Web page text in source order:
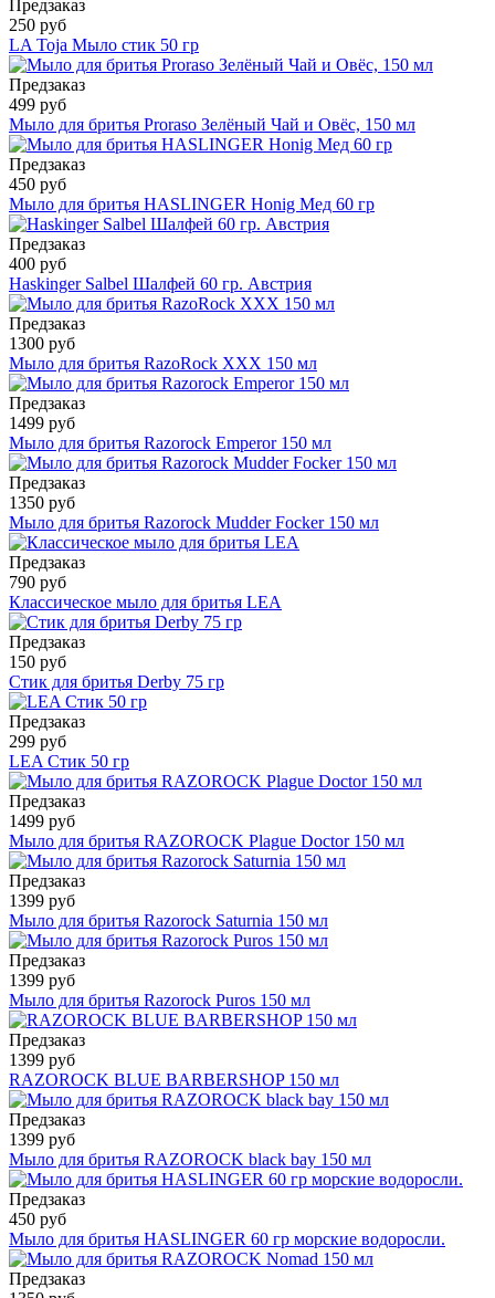
Предзаказ
250 руб
LA Toja Мыло стик 50 гр
Предзаказ
499 руб
Мыло для бритья Proraso Зелёный Чай и Овёс, 150 мл
Предзаказ
450 руб
Мыло для бритья HASLINGER Honig Мед 60 гр
Предзаказ
400 руб
Haskinger Salbel Шалфей 60 гр. Австрия
Предзаказ
1300 руб
Мыло для бритья RazoRock XXX 150 мл
Предзаказ
1499 руб
Мыло для бритья Razorock Emperor 150 мл
Предзаказ
1350 руб
Мыло для бритья Razorock Mudder Focker 150 мл
Предзаказ
790 руб
Классическое мыло для бритья LEA
Предзаказ
150 руб
Стик для бритья Derby 75 гр
Предзаказ
299 руб
LEA Стик 50 гр
Предзаказ
1499 руб
Мыло для бритья RAZOROCK Plague Doctor 150 мл
Предзаказ
1399 руб
Мыло для бритья Razorock Saturnia 150 мл
Предзаказ
1399 руб
Мыло для бритья Razorock Puros 150 мл
Предзаказ
1399 руб
RAZOROCK BLUE BARBERSHOP 150 мл
Предзаказ
1399 руб
Мыло для бритья RAZOROCK black bay 150 мл
Предзаказ
450 руб
Мыло для бритья HASLINGER 60 гр морские водоросли.
Предзаказ